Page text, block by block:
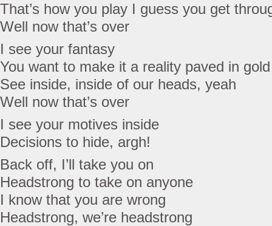
That’s how you play I guess you get
Well now that’s over
I see your fantasy
You want to make it a reality paved in gold
See inside, inside of our heads, yeah
Well now that’s over
I see your motives inside
Decisions to hide, argh!
Back off, I’ll take you on
Headstrong to take on anyone
I know that you are wrong
Headstrong, we’re headstrong